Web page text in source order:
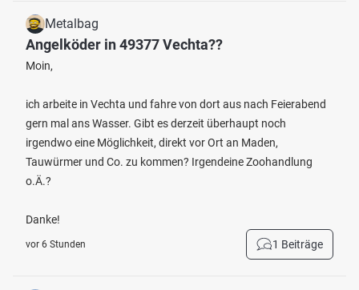
Metalbag
Angelköder in 49377 Vechta??
Moin,
ich arbeite in Vechta und fahre von dort aus nach Feierabend
gern mal ans Wasser. Gibt es derzeit überhaupt noch
irgendwo eine Möglichkeit, direkt vor Ort an Maden,
Tauwürmer und Co. zu kommen? Irgendeine Zoohandlung
o.Ä.?
Danke!
vor 6 Stunden 1 Beiträge